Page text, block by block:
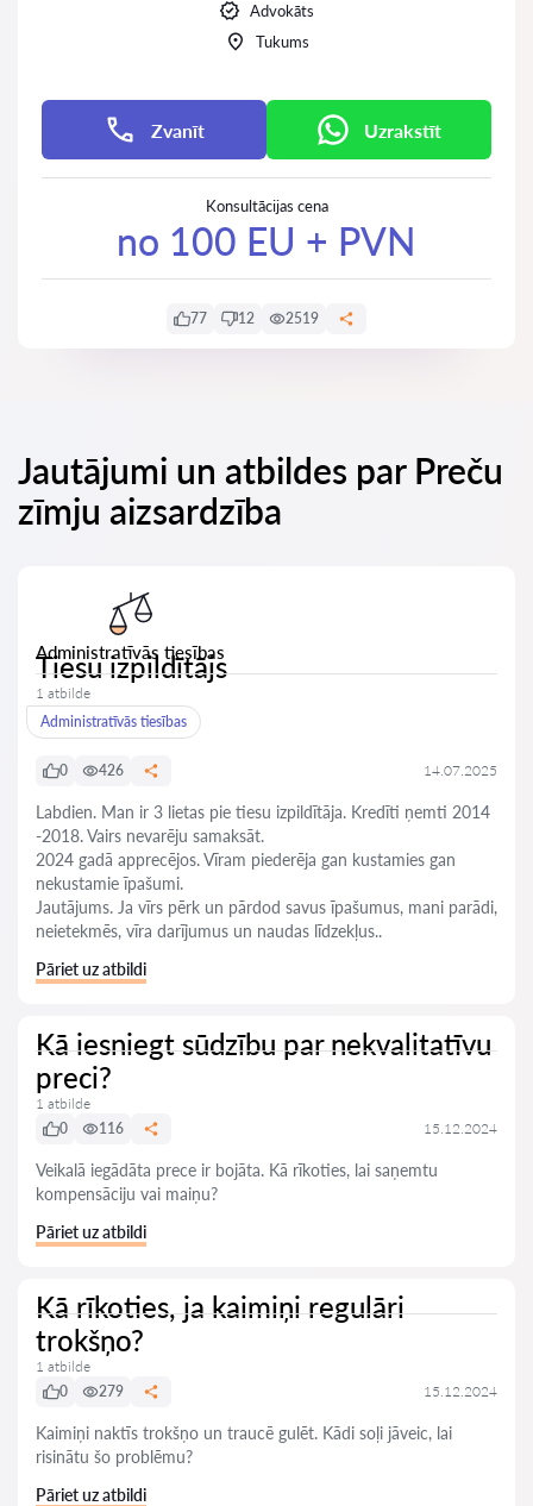
Advokāts
Tukums
Zvanīt Uzrakstīt
Konsultācijas cena
no 100 EU + PVN
77 12 2519
Jautājumi un atbildes par Preču
zīmju aizsardzība
Administratīvās tiesības
Tiesu izpildītājs
1 atbilde
Administratīvās tiesības
0 426 14.07.2025
Labdien. Man ir 3 lietas pie tiesu izpildītāja. Kredīti ņemti 2014
-2018. Vairs nevarēju samaksāt.
2024 gadā apprecējos. Vīram piederēja gan kustamies gan
nekustamie īpašumi.
Jautājums. Ja vīrs pērk un pārdod savus īpašumus, mani parādi,
neietekmēs, vīra darījumus un naudas līdzekļus..
Pāriet uz atbildi
Kā iesniegt sūdzību par nekvalitatīvu
preci?
1 atbilde
0
116 15.12.2024
Veikalā iegādāta prece ir bojāta. Kā rīkoties, lai saņemtu
kompensāciju vai maiņu?
Pāriet uz atbildi
Kā rīkoties, ja kaimiņi regulāri
trokšņo?
1 atbilde
0
279 15.12.2024
Kaimiņi naktīs trokšņo un traucē gulēt. Kādi soļi jāveic, lai
risinātu šo problēmu?
Pāriet uz atbildi